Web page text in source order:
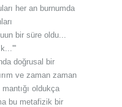
her an burnumda
bir süre oldu...
doğrusal bir
ve zaman zaman
oldukça
bu metafizik bir